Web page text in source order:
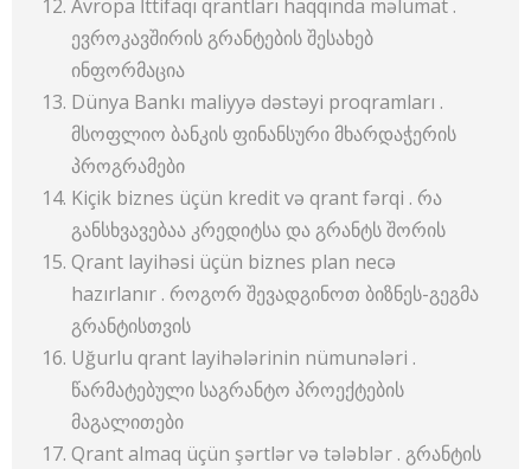
Avropa İttifaqı qrantları haqqında məlumat .
ევროკავშირის გრანტების შესახებ
ინფორმაცია
Dünya Bankı maliyyə dəstəyi proqramları .
მსოფლიო ბანკის ფინანსური მხარდაჭერის
პროგრამები
Kiçik biznes üçün kredit və qrant fərqi . რა
განსხვავებაა კრედიტსა და გრანტს შორის
Qrant layihəsi üçün biznes plan necə
hazırlanır . როგორ შევადგინოთ ბიზნეს-გეგმა
გრანტისთვის
Uğurlu qrant layihələrinin nümunələri .
წარმატებული საგრანტო პროექტების
მაგალითები
Qrant almaq üçün şərtlər və tələblər . გრანტის